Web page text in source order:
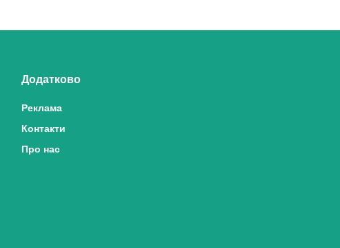
Додатково
Реклама
Контакти
Про нас